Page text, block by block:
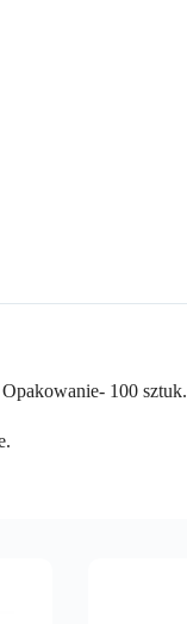
Opakowanie- 100 sztuk.